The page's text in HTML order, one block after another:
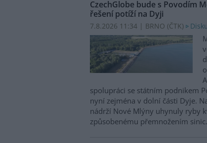
CzechGlobe bude s Povodím
řešení potíží na Dyji
7.8.2026 11:34 | BRNO (ČTK)
spolupráci se státním podnikem
nyní zejména v dolní části Dyje.
nádrží Nové Mlýny uhynuly ryby
způsobenému přemnožením sinic.